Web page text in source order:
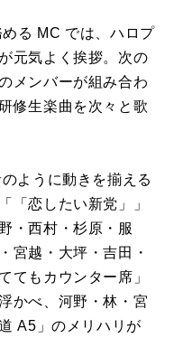
る MC では、ハロプ
元気よく挨拶。次の
メンバーが組み合わ
修生楽曲を次々と歌
ように動きを揃える
「恋したい新党」」
・西村・杉原・服
宮越・大坪・吉田・
てもカウンター席」
かべ、河野・林・宮
A5 」のメリハリが